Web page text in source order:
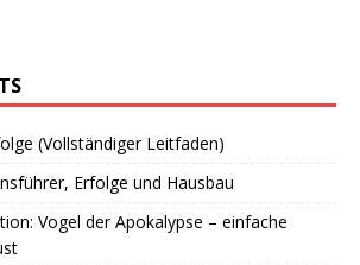
(Vollständiger Leitfaden)
Erfolge und Hausbau
Vogel der Apokalypse – einfache